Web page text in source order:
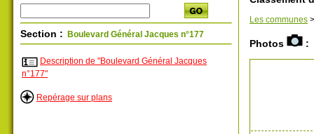
Section : Boulevard Général Jacques n°177
Description de "Boulevard Général Jacques
n°177"
Repérage sur plans
Les communes >
Photos :